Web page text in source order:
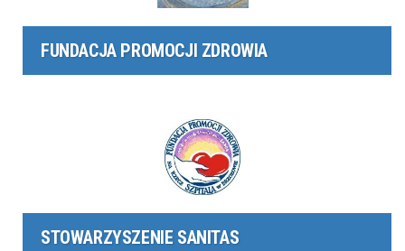
FUNDACJA PROMOCJI ZDROWIA
STOWARZYSZENIE SANITAS